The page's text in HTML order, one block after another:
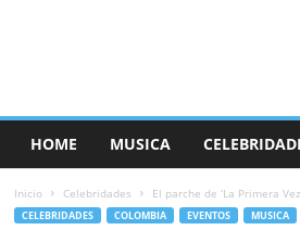
HOME MUSICA
Inicio Celebridades El parche de ‘La Primera
CELEBRIDADES COLOMBIA EVENTOS MUSICA